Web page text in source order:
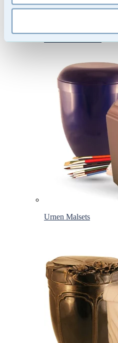
Urnen Malsets